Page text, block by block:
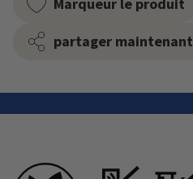
partager maintenant